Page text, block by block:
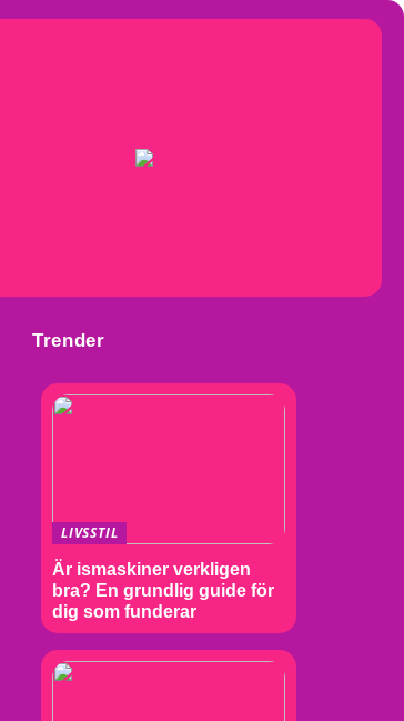
Trender
LIVSSTIL
Är ismaskiner verkligen
bra? En grundlig guide för
dig som funderar